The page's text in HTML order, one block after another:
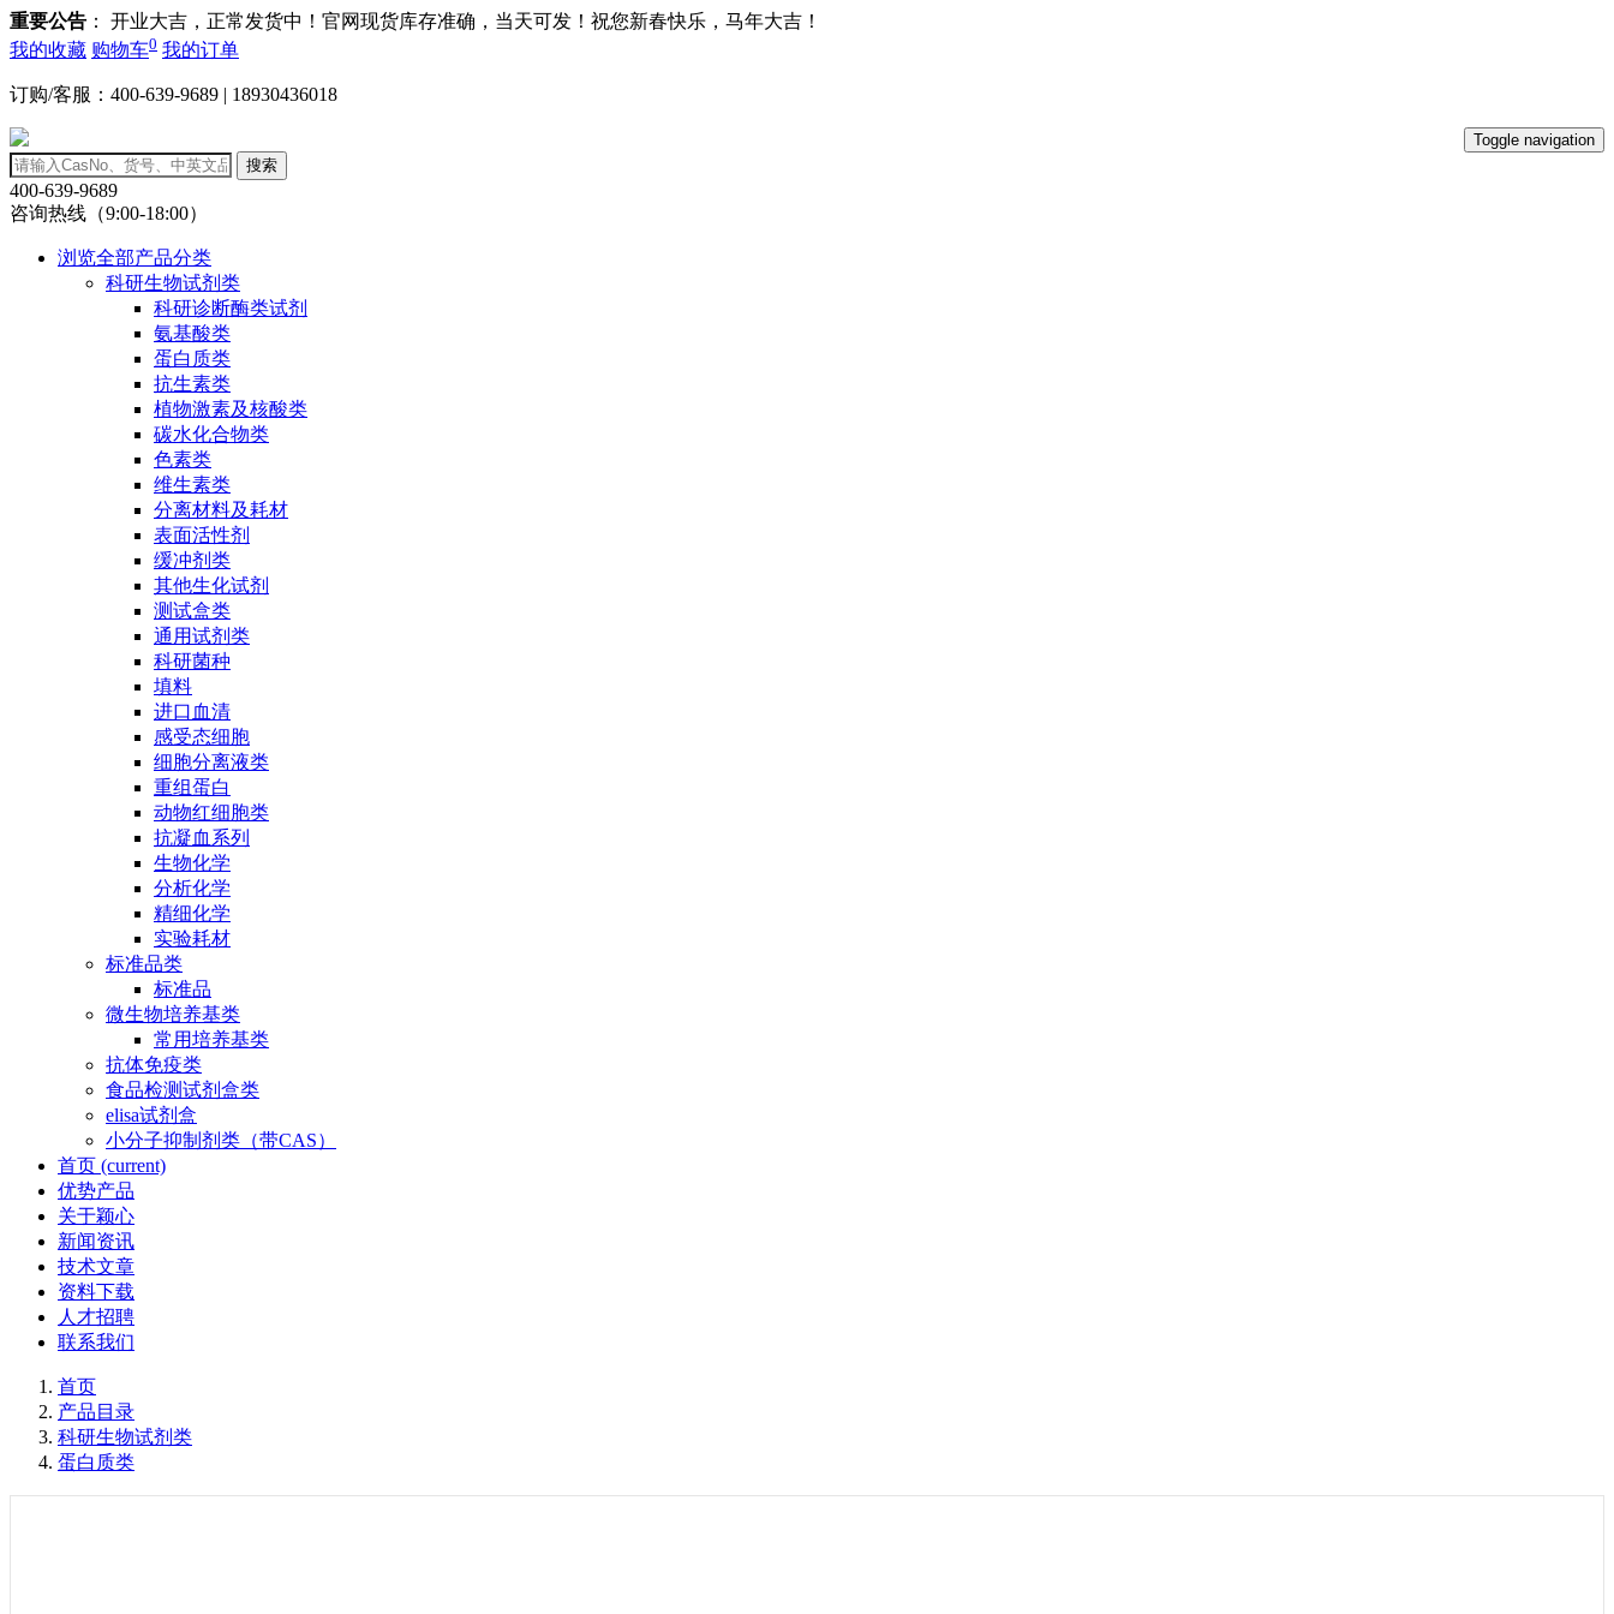
重要公告 ： 开业大吉，正常发货中！官网现货库存准确，当天可发！祝您新春快乐，马年大吉！
我的收藏 购物车0 我的订单
订购/客服：400-639-9689 | 18930436018
Toggle navigation
搜索
400-639-9689
咨询热线（9:00-18:00）
浏览全部产品分类
科研生物试剂类
科研诊断酶类试剂
氨基酸类
蛋白质类
抗生素类
植物激素及核酸类
碳水化合物类
色素类
维生素类
分离材料及耗材
表面活性剂
缓冲剂类
其他生化试剂
测试盒类
通用试剂类
科研菌种
填料
进口血清
感受态细胞
细胞分离液类
重组蛋白
动物红细胞类
抗凝血系列
生物化学
分析化学
精细化学
实验耗材
标准品类
标准品
微生物培养基类
常用培养基类
抗体免疫类
食品检测试剂盒类
elisa试剂盒
小分子抑制剂类（带CAS）
首页 (current)
优势产品
关于颖心
新闻资讯
技术文章
资料下载
人才招聘
联系我们
首页
产品目录
科研生物试剂类
蛋白质类